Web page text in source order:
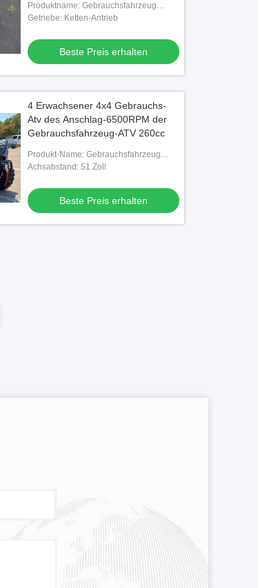
Produktname: Gebrauchsfahrzeug
200cc atv
Getriebe: Ketten-Antrieb
Beste Preis erhalten
4 Erwachsener 4x4 Gebrauchs-
Atv des Anschlag-6500RPM der
Gebrauchsfahrzeug-ATV 260cc
Produkt-Name: Gebrauchsfahrzeug
2600cc atv
Achsabstand: 51 Zoll
Beste Preis erhalten